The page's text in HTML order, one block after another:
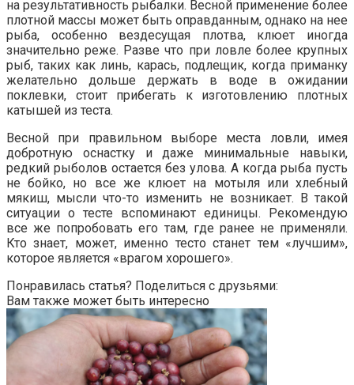
на результативность рыбалки. Весной применение более
плотной массы может быть оправданным, однако на нее
рыба, особенно вездесущая плотва, клюет иногда
значительно реже. Разве что при ловле более крупных
рыб, таких как линь, карась, подлещик, когда приманку
желательно дольше держать в воде в ожидании
поклевки, стоит прибегать к изготовлению плотных
катышей из теста.
Весной при правильном выборе места ловли, имея
добротную оснастку и даже минимальные навыки,
редкий рыболов остается без улова. А когда рыба пусть
не бойко, но все же клюет на мотыля или хлебный
мякиш, мысли что-то изменить не возникает. В такой
ситуации о тесте вспоминают единицы. Рекомендую
все же попробовать его там, где ранее не применяли.
Кто знает, может, именно тесто станет тем «лучшим»,
которое является «врагом хорошего».
Понравилась статья? Поделиться с друзьями:
Вам также может быть интересно